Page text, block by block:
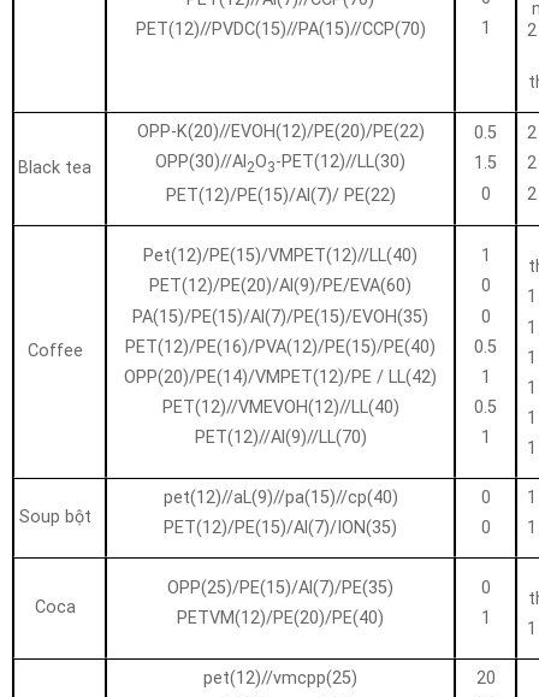
PET(12)//PVDC(15)//PA(15)//CCP(70)
1
Black tea
OPP-K(20)//EVOH(12)/PE(20)/PE(22)
OPP(30)//Al 2O3-PET(12)//LL(30)
PET(12)/PE(15)/Al(7)/ PE(22)
0.5
1.5
0
Coffee
Pet(12)/PE(15)/VMPET(12)//LL(40)
PET(12)/PE(20)/Al(9)/PE/EVA(60)
PA(15)/PE(15)/Al(7)/PE(15)/EVOH(35)
PET(12)/PE(16)/PVA(12)/PE(15)/PE(40)
OPP(20)/PE(14)/VMPET(12)/PE / LL(42)
PET(12)//VMEVOH(12)//LL(40)
PET(12)//Al(9)//LL(70)
1
0
0
0.5
1
0.5
1
Soup bột
pet(12)//aL(9)//pa(15)//cp(40)
PET(12)/PE(15)/Al(7)/ION(35)
0
0
Coca
OPP(25)/PE(15)/Al(7)/PE(35)
PETVM(12)/PE(20)/PE(40)
0
1
pet(12)//vmcpp(25)
20